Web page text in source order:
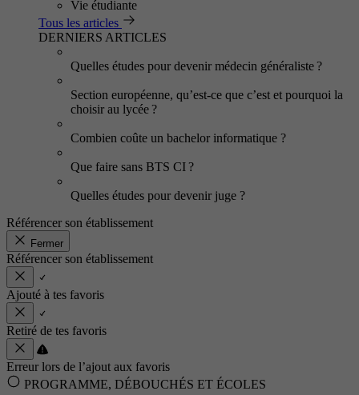
Vie étudiante
Tous les articles
DERNIERS ARTICLES
Quelles études pour devenir médecin généraliste ?
Section européenne, qu’est-ce que c’est et pourquoi la
choisir au lycée ?
Combien coûte un bachelor informatique ?
Que faire sans BTS CI ?
Quelles études pour devenir juge ?
Référencer son établissement
Fermer
Référencer son établissement
Ajouté à tes favoris
Retiré de tes favoris
Erreur lors de l’ajout aux favoris
PROGRAMME, DÉBOUCHÉS ET ÉCOLES